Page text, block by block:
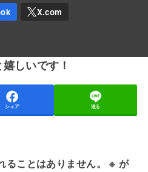
しいです！
シェア 送る
ことはありません。 ※ が